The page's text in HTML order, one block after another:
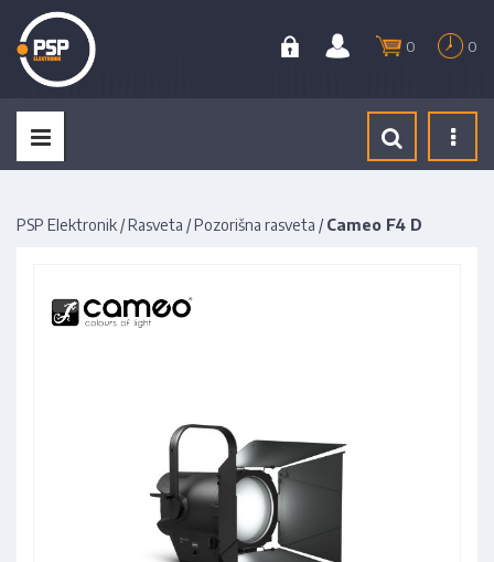
0 0
PSP Elektronik /Rasveta /Pozorišna rasveta / Cameo F4 D